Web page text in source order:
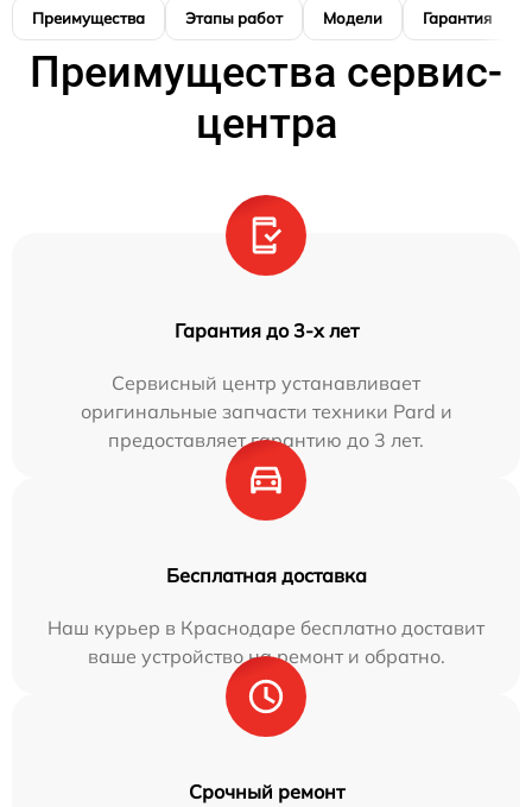
Преимущества Этапы работ Модели Гарантия
Преимущества сервис-
центра
Гарантия до 3-х лет
Сервисный центр устанавливает
оригинальные запчасти техники Pard и
предоставляет гарантию до 3 лет.
Бесплатная доставка
Наш курьер в Краснодаре бесплатно доставит
ваше устройство на ремонт и обратно.
Срочный ремонт